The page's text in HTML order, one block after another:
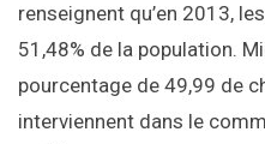
renseignent qu’en 2013,
51,48% de la population.
pourcentage de 49,99 de
interviennent dans le